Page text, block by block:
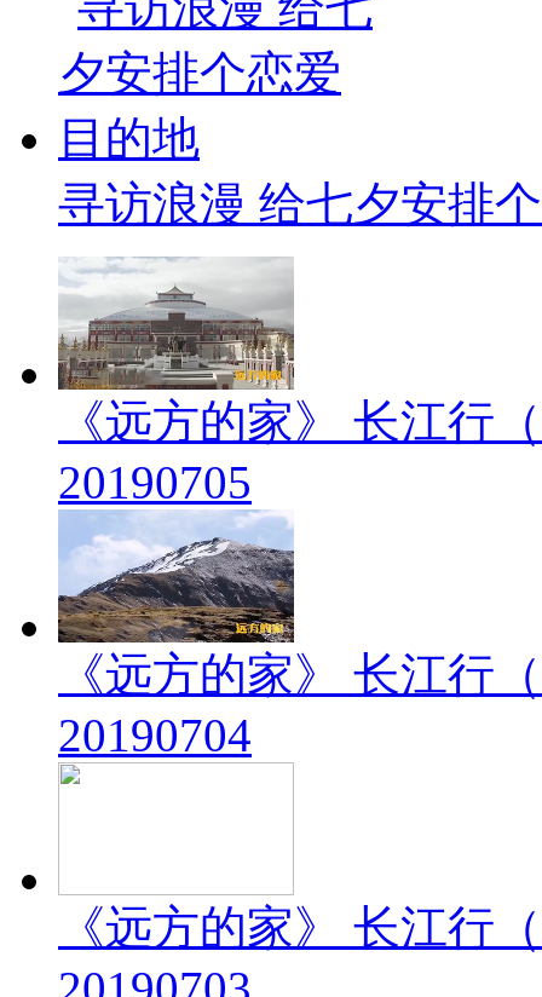
寻访浪漫 给七夕安排
《远方的家》 长江行
20190705
《远方的家》 长江行
20190704
《远方的家》 长江行